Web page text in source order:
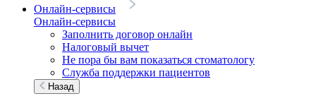
Онлайн-сервисы
Онлайн-сервисы
Заполнить договор онлайн
Налоговый вычет
Не пора бы вам показаться стоматологу
Служба поддержки пациентов
Назад